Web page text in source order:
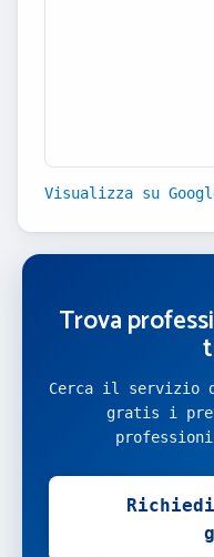
Visualizza su
Trova
Cerca il servizio
gratis i